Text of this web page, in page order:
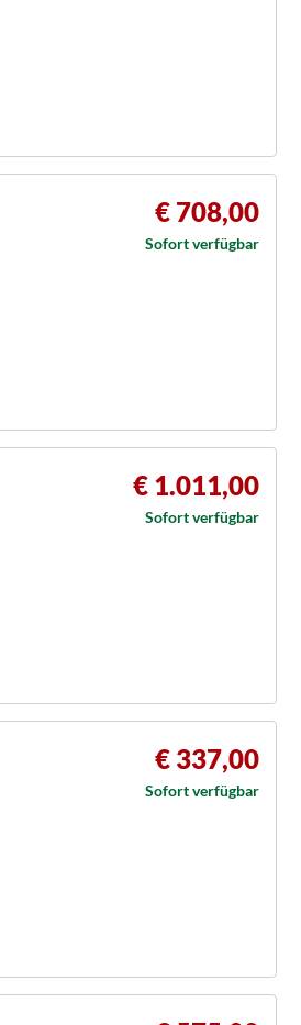
€ 708,00
Sofort verfügbar
€ 1.011,00
Sofort verfügbar
€ 337,00
Sofort verfügbar